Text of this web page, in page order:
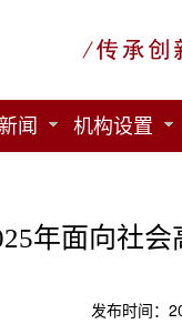
闻 机构设置
年面向社
发布时间：